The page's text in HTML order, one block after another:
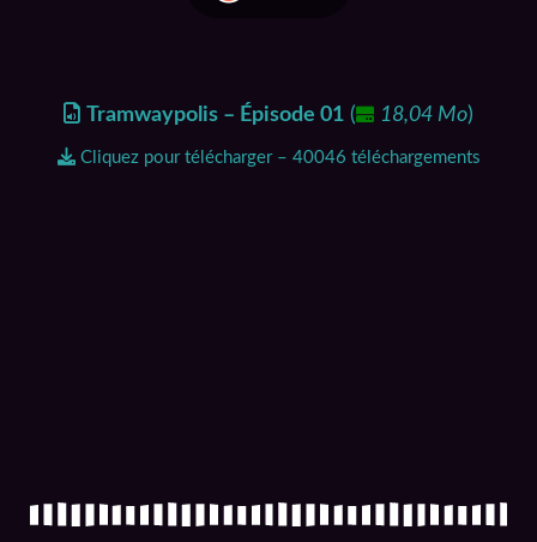
Tramwaypolis – Épisode 01 ( 18,04 Mo)
Cliquez pour télécharger – 40046 téléchargements